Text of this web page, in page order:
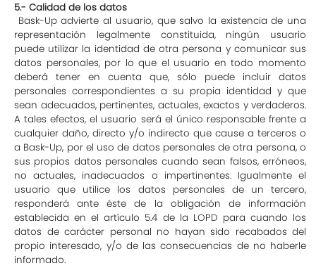
5.- Calidad de los datos
Bask-Up advierte al usuario, que salvo la existencia de una
representación legalmente constituida, ningún usuario
puede utilizar la identidad de otra persona y comunicar sus
datos personales, por lo que el usuario en todo momento
deberá tener en cuenta que, sólo puede incluir datos
personales correspondientes a su propia identidad y que
sean adecuados, pertinentes, actuales, exactos y verdaderos.
A tales efectos, el usuario será el único responsable frente a
cualquier daño, directo y/o indirecto que cause a terceros o
a Bask-Up, por el uso de datos personales de otra persona, o
sus propios datos personales cuando sean falsos, erróneos,
no actuales, inadecuados o impertinentes. Igualmente el
usuario que utilice los datos personales de un tercero,
responderá ante éste de la obligación de información
establecida en el artículo 5.4 de la LOPD para cuando los
datos de carácter personal no hayan sido recabados del
propio interesado, y/o de las consecuencias de no haberle
informado.